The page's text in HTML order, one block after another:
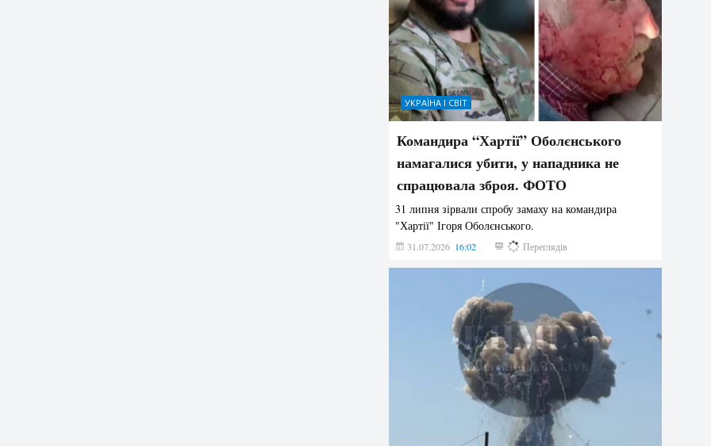
УКРАЇНА І СВІТ
Командира “Хартії” Оболєнського
намагалися убити, у нападника не
спрацювала зброя. ФОТО
31 липня зірвали спробу замаху на командира
"Хартії" Ігоря Оболєнського.
31.07.2026 16:02 178 Переглядів